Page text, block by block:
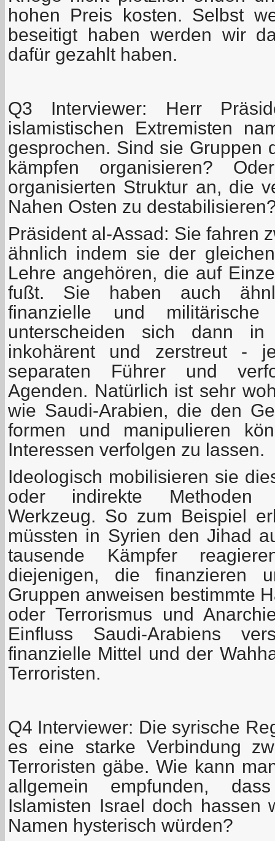
hohen Preis kosten. Selbst
beseitigt haben werden wir
dafür gezahlt haben.
Q3 Interviewer: Herr
islamistischen Extremisten
gesprochen. Sind sie Gruppen
kämpfen organisieren?
organisierten Struktur an, die
Nahen Osten zu
Präsident al-Assad: Sie fahren
ähnlich indem sie der
Lehre angehören, die auf
fußt. Sie haben auch
finanzielle und militärische
unterscheiden sich dann
inkohärent und zerstreut -
separaten Führer und
Agenden. Natürlich ist sehr
wie Saudi-Arabien, die den
formen und manipulieren
Interessen verfolgen zu lassen.
Ideologisch mobilisieren sie
oder indirekte Methoden
Werkzeug. So zum Beispiel
müssten in Syrien den Jihad
tausende Kämpfer
diejenigen, die finanzieren
Gruppen anweisen bestimmte
oder Terrorismus und
Einfluss Saudi-Arabiens
finanzielle Mittel und der
Terroristen.
Q4 Interviewer: Die syrische
es eine starke Verbindung
Terroristen gäbe. Wie kann
allgemein empfunden,
Islamisten Israel doch hassen
Namen hysterisch würden?